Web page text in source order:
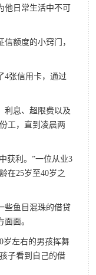
日常生活中不可
额度的小窍门，
张信用卡，通过
息、超限费以及
工，直到凌晨两
获利。”一位从业3
在25岁至40岁之
鱼目混珠的借贷
面。
左右的男孩挥舞
子看到自己的借